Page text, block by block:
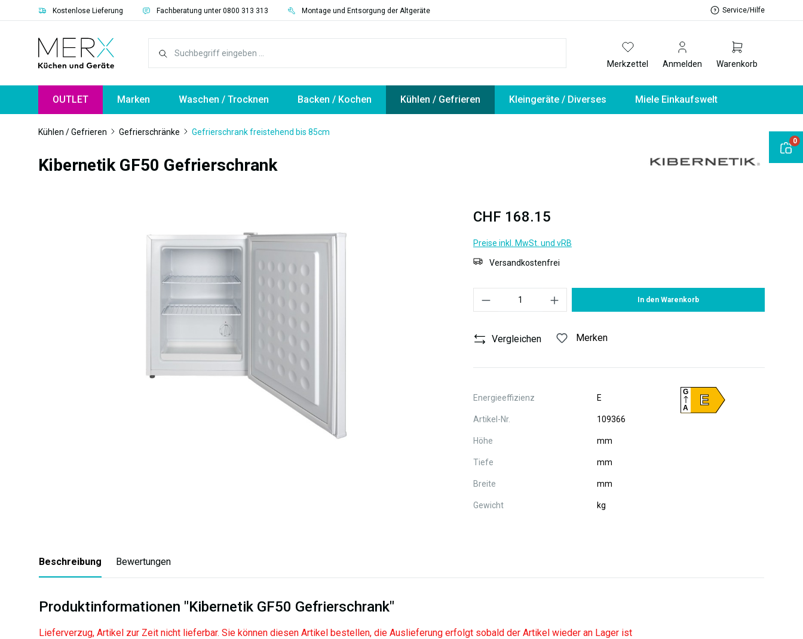
Zur Hauptnavigation springen
Kostenlose Lieferung Fachberatung unter 0800 313 313 Montage und Entsorgung der Altgeräte Service/Hilfe
Merkzettel Anmelden Warenkorb
OUTLET Marken Waschen / Trocknen Backen / Kochen Kühlen / Gefrieren Kleingeräte / Diverses Miele Einkaufswelt
Kühlen / Gefrieren Gefrierschränke Gefrierschrank freistehend bis 85cm
Kibernetik GF50 Gefrierschrank
CHF 168.15
Preise inkl. MwSt. und vRB
Versandkostenfrei
In den Warenkorb
Vergleichen Merken
Energieeffizienz E
Artikel-Nr. 109366
Höhe mm
Tiefe mm
Breite mm
Gewicht kg
E
G
A
Beschreibung Bewertungen
Produktinformationen "Kibernetik GF50 Gefrierschrank"
Lieferverzug, Artikel zur Zeit nicht lieferbar. Sie können diesen Artikel bestellen, die Auslieferung erfolgt sobald der Artikel wieder an Lager ist
0